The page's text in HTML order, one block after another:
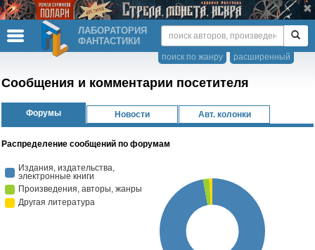
ЛАБОРАТОРИЯ
ФАНТАСТИКИ
расширенный
поиск по жанру
Сообщения и комментарии посетителя
Форумы Новости Авт. колонки
Распределение сообщений по форумам